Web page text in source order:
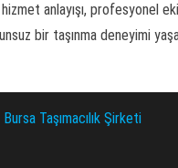
anlayışı,
bir taşınma deneyimi
Bursa Taşımacılık Şirketi